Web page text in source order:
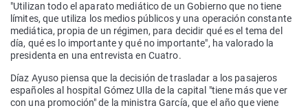
"Utilizan todo el aparato mediático de un Gobierno que no tiene
límites, que utiliza los medios públicos y una operación constante
mediática, propia de un régimen, para decidir qué es el tema del
día, qué es lo importante y qué no importante", ha valorado la
presidenta en una entrevista en Cuatro.
Díaz Ayuso piensa que la decisión de trasladar a los pasajeros
españoles al hospital Gómez Ulla de la capital "tiene más que ver
con una promoción" de la ministra García, que el año que viene